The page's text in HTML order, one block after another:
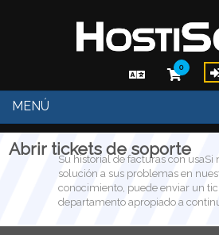
0
MENÚ
Abrir tickets de soporte
Su historial de facturas con
solución a sus problemas en
conocimiento, puede enviar un
departamento apropiado a